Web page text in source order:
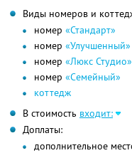
Виды номеров и
номер «Стандарт»
номер «Улучшенный»
номер «Люкс Студио»
номер «Семейный»
коттедж
В стоимость входит:
Доплаты:
дополнительное